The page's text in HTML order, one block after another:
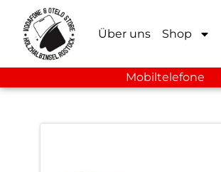
Über uns Shop
Mobiltelefone